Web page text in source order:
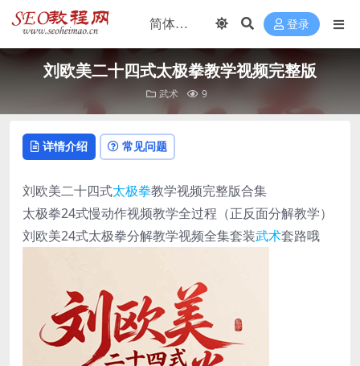
登录
刘欧美二十四式太极拳教学视频完整版
武术 9
详情介绍 常见问题
刘欧美二十四式太极拳教学视频完整版合集
太极拳24式慢动作视频教学全过程（正反面分解教学）
刘欧美24式太极拳分解教学视频全集套装武术套路哦